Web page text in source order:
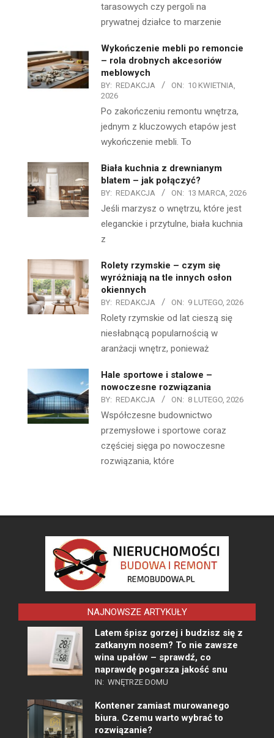
tarasowych czy pergoli na
prywatnej działce to marzenie
Wykończenie mebli po remoncie
– rola drobnych akcesoriów
meblowych
BY: REDAKCJA ON: 10 KWIETNIA,
2026
Po zakończeniu remontu wnętrza,
jednym z kluczowych etapów jest
wykończenie mebli. To
Biała kuchnia z drewnianym
blatem – jak połączyć?
BY: REDAKCJA ON: 13 MARCA, 2026
Jeśli marzysz o wnętrzu, które jest
eleganckie i przytulne, biała kuchnia
z
Rolety rzymskie – czym się
wyróżniają na tle innych osłon
okiennych
BY: REDAKCJA ON: 9 LUTEGO, 2026
Rolety rzymskie od lat cieszą się
niesłabnącą popularnością w
aranżacji wnętrz, ponieważ
Hale sportowe i stalowe –
nowoczesne rozwiązania
BY: REDAKCJA ON: 8 LUTEGO, 2026
Współczesne budownictwo
przemysłowe i sportowe coraz
częściej sięga po nowoczesne
rozwiązania, które
NAJNOWSZE ARTYKUŁY
Latem śpisz gorzej i budzisz się z
zatkanym nosem? To nie zawsze
wina upałów – sprawdź, co
naprawdę pogarsza jakość snu
IN: WNĘTRZE DOMU
Kontener zamiast murowanego
biura. Czemu warto wybrać to
rozwiązanie?